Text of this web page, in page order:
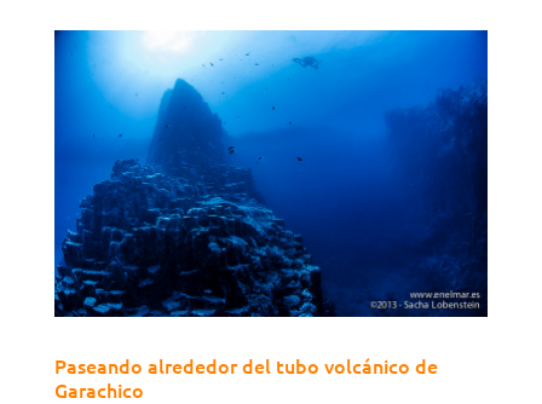
Paseando alrededor del tubo volcánico de
Garachico